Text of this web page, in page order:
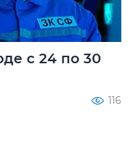
с 24 по 30
116